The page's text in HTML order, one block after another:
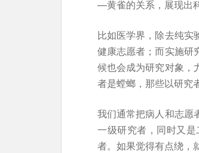
—黄雀的关系，展现出
比如医学界，除去纯实
健康志愿者；而实施研
候也会成为研究对象，
者是螳螂，那些以研究
我们通常把病人和志愿
一级研究者，同时又
者。如果觉得有点绕，